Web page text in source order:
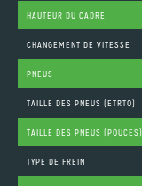
HAUTEUR DU CADRE
CHANGEMENT DE VITESSE
PNEUS
TAILLE DES PNEUS (ETRTO)
TAILLE DES PNEUS (POUCES)
TYPE DE FREIN